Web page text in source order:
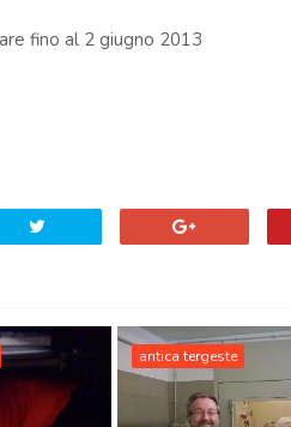
fino al 2 giugno 2013
antica tergeste